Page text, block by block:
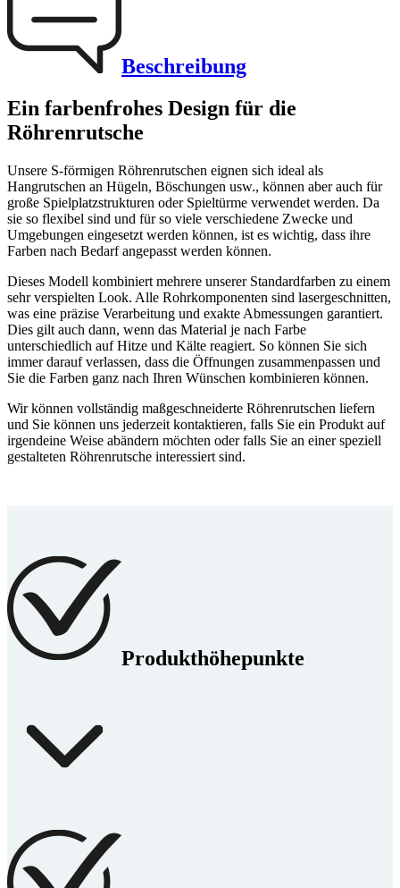
Beschreibung
Ein farbenfrohes Design für die
Röhrenrutsche
Unsere S-förmigen Röhrenrutschen eignen sich ideal als
Hangrutschen an Hügeln, Böschungen usw., können aber auch für
große Spielplatzstrukturen oder Spieltürme verwendet werden. Da
sie so flexibel sind und für so viele verschiedene Zwecke und
Umgebungen eingesetzt werden können, ist es wichtig, dass ihre
Farben nach Bedarf angepasst werden können.
Dieses Modell kombiniert mehrere unserer Standardfarben zu einem
sehr verspielten Look. Alle Rohrkomponenten sind lasergeschnitten,
was eine präzise Verarbeitung und exakte Abmessungen garantiert.
Dies gilt auch dann, wenn das Material je nach Farbe
unterschiedlich auf Hitze und Kälte reagiert. So können Sie sich
immer darauf verlassen, dass die Öffnungen zusammenpassen und
Sie die Farben ganz nach Ihren Wünschen kombinieren können.
Wir können vollständig maßgeschneiderte Röhrenrutschen liefern
und Sie können uns jederzeit kontaktieren, falls Sie ein Produkt auf
irgendeine Weise abändern möchten oder falls Sie an einer speziell
gestalteten Röhrenrutsche interessiert sind.
Produkthöhepunkte